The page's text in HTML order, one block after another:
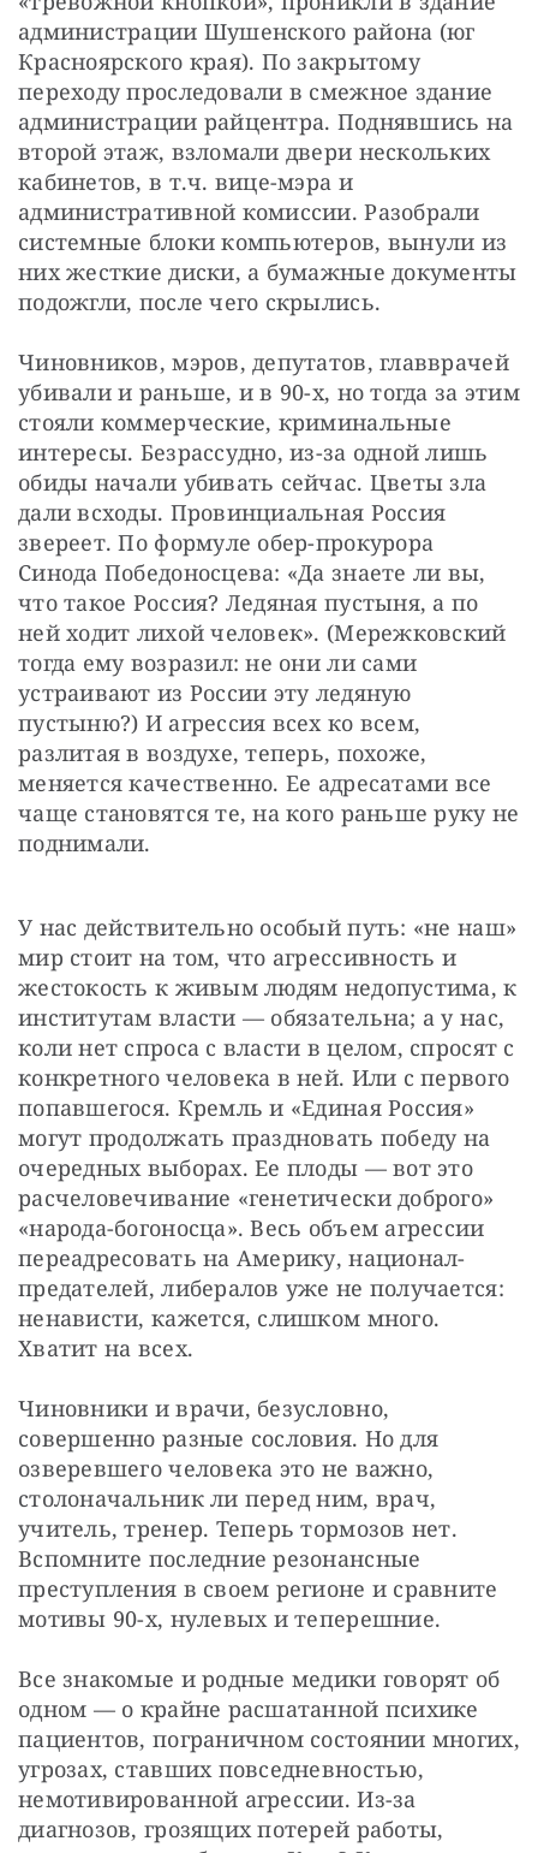
администрации Шушенского района (юг
Красноярского края). По закрытому
переходу проследовали в смежное здание
администрации райцентра. Поднявшись на
второй этаж, взломали двери нескольких
кабинетов, в т.ч. вице-мэра и
административной комиссии. Разобрали
системные блоки компьютеров, вынули из
них жесткие диски, а бумажные документы
подожгли, после чего скрылись.
Чиновников, мэров, депутатов, главврачей
убивали и раньше, и в 90-х, но тогда за этим
стояли коммерческие, криминальные
интересы. Безрассудно, из-за одной лишь
обиды начали убивать сейчас. Цветы зла
дали всходы. Провинциальная Россия
звереет. По формуле обер-прокурора
Синода Победоносцева: «Да знаете ли вы,
что такое Россия? Ледяная пустыня, а по
ней ходит лихой человек». (Мережковский
тогда ему возразил: не они ли сами
устраивают из России эту ледяную
пустыню?) И агрессия всех ко всем,
разлитая в воздухе, теперь, похоже,
меняется качественно. Ее адресатами все
чаще становятся те, на кого раньше руку не
поднимали.
У нас действительно особый путь: «не наш»
мир стоит на том, что агрессивность и
жестокость к живым людям недопустима, к
институтам власти — обязательна; а у нас,
коли нет спроса с власти в целом, спросят с
конкретного человека в ней. Или с первого
попавшегося. Кремль и «Единая Россия»
могут продолжать праздновать победу на
очередных выборах. Ее плоды — вот это
расчеловечивание «генетически доброго»
«народа-богоносца». Весь объем агрессии
переадресовать на Америку, национал-
предателей, либералов уже не получается:
ненависти, кажется, слишком много.
Хватит на всех.
Чиновники и врачи, безусловно,
совершенно разные сословия. Но для
озверевшего человека это не важно,
столоначальник ли перед ним, врач,
учитель, тренер. Теперь тормозов нет.
Вспомните последние резонансные
преступления в своем регионе и сравните
мотивы 90-х, нулевых и теперешние.
Все знакомые и родные медики говорят об
одном — о крайне расшатанной психике
пациентов, пограничном состоянии многих,
угрозах, ставших повседневностью,
немотивированной агрессии. Из-за
диагнозов, грозящих потерей работы,